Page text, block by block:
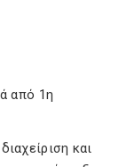
από 1η
και